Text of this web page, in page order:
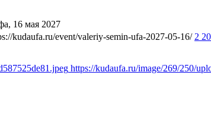
16 мая 2027
kudaufa.ru/event/valeriy-semin-ufa-2027-05-16/ 2
https://kudaufa.ru/image/269/250/